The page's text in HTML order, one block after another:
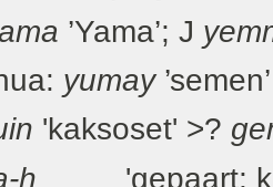
’Yama’; J
yumay
'kaksoset' >?
h 'gepaart;